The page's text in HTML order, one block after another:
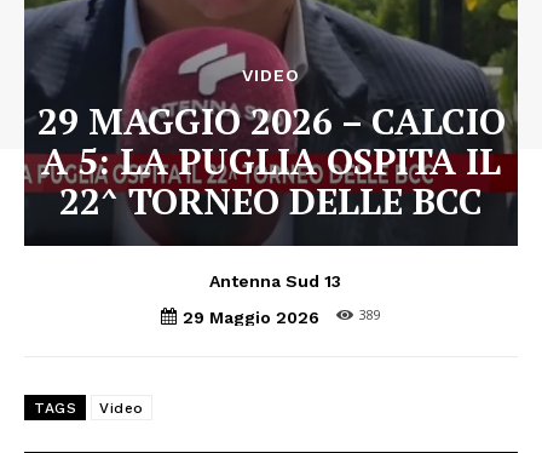
VIDEO
29 MAGGIO 2026 – CALCIO
A 5: LA PUGLIA OSPITA IL
22^ TORNEO DELLE BCC
Antenna Sud 13
29 Maggio 2026
389
TAGS Video